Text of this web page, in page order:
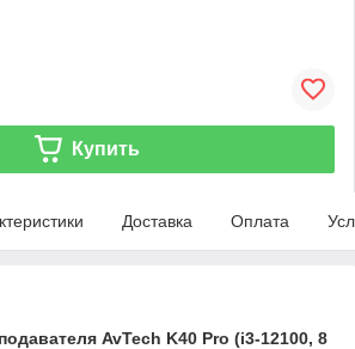
Купить
Доставка Оплата
AvTech K40 Pro (i3-12100, 8